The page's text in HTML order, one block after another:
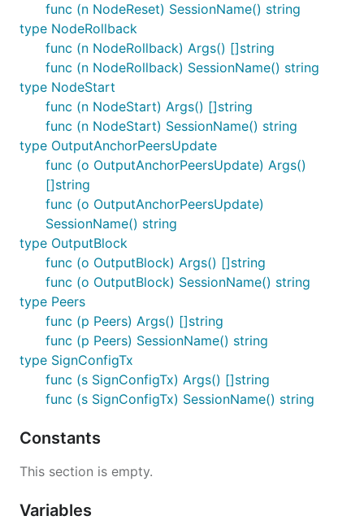
func (n NodeReset) SessionName() string
type NodeRollback
func (n NodeRollback) Args() []string
func (n NodeRollback) SessionName() string
type NodeStart
func (n NodeStart) Args() []string
func (n NodeStart) SessionName() string
type OutputAnchorPeersUpdate
func (o OutputAnchorPeersUpdate) Args()
[]string
func (o OutputAnchorPeersUpdate)
SessionName() string
type OutputBlock
func (o OutputBlock) Args() []string
func (o OutputBlock) SessionName() string
type Peers
func (p Peers) Args() []string
func (p Peers) SessionName() string
type SignConfigTx
func (s SignConfigTx) Args() []string
func (s SignConfigTx) SessionName() string
Constants
This section is empty.
Variables